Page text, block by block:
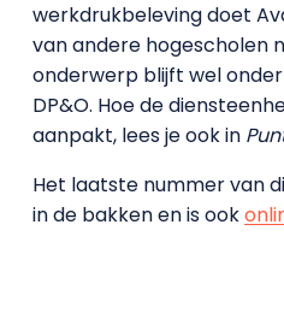
werkdrukbeleving doet
van andere hogescholen
onderwerp blijft wel
DP&O. Hoe de
aanpakt, lees je ook in
Het laatste nummer van
in de bakken en is ook